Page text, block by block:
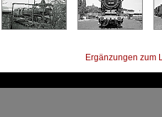
Ergänzungen zum